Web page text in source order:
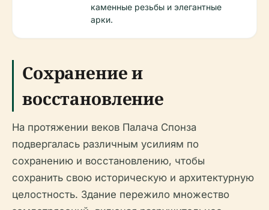
каменные резьбы и элегантные
арки.
Сохранение и
восстановление
На протяжении веков Палача Спонза
подвергалась различным усилиям по
сохранению и восстановлению, чтобы
сохранить свою историческую и архитектурную
целостность. Здание пережило множество